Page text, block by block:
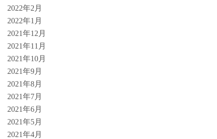
2022年2月
2022年1月
2021年12月
2021年11月
2021年10月
2021年9月
2021年8月
2021年7月
2021年6月
2021年5月
2021年4月